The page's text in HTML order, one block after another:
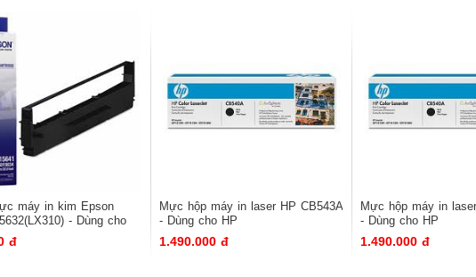
máy in kim Epson
- Dùng cho
đ
Mực hộp máy in laser HP CB543A
- Dùng cho HP
1215,1510,1515,1518,1312MFP)
1.490.000 đ
Mực hộp máy in
- Dùng cho HP
1.490.000 đ